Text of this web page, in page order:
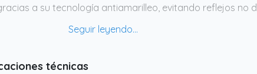
a su tecnología antiamarilleo, evitando reflejos no
mejora la definición y permite conseguir un acabado
técnicas